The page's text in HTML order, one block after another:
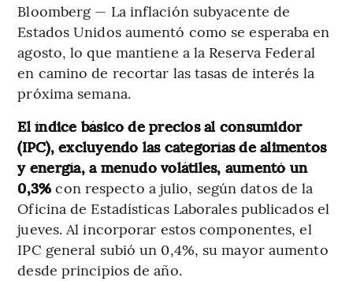
Bloomberg — La inflación subyacente de
Estados Unidos aumentó como se esperaba en
agosto, lo que mantiene a la Reserva Federal
en camino de recortar las tasas de interés la
próxima semana.
El índice básico de precios al consumidor
(IPC), excluyendo las categorías de alimentos
y energía, a menudo volátiles, aumentó un
0,3% con respecto a julio, según datos de la
Oficina de Estadísticas Laborales publicados el
jueves. Al incorporar estos componentes, el
IPC general subió un 0,4%, su mayor aumento
desde principios de año.